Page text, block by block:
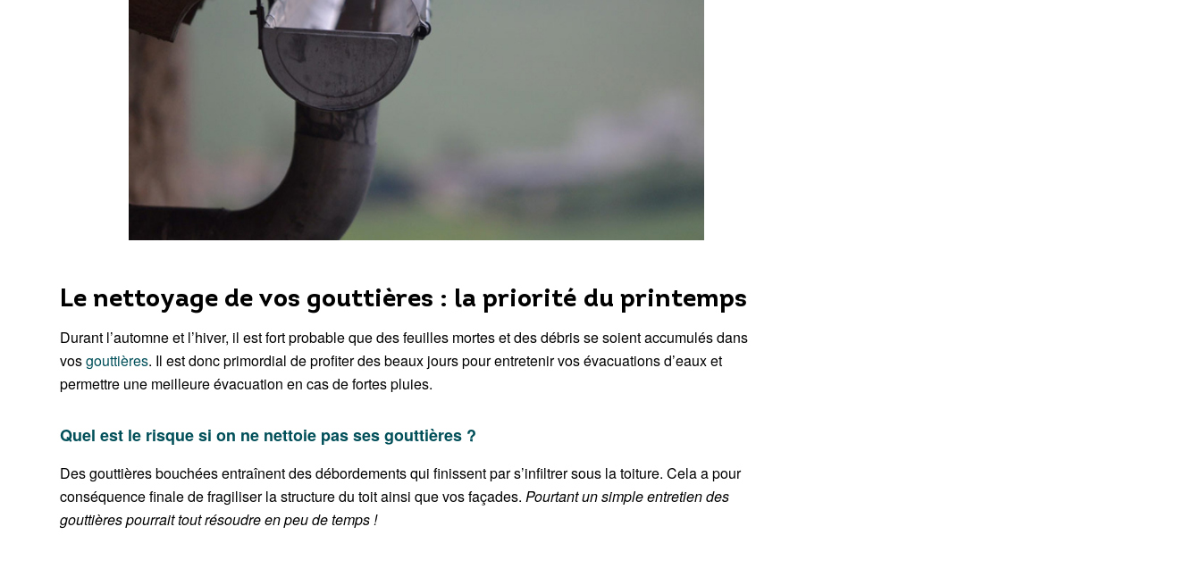
Le nettoyage de vos gouttières : la priorité du printemps
Durant l’automne et l’hiver, il est fort probable que des feuilles mortes et des débris se soient accumulés dans
vosgouttières. Il est donc primordial de profiter des beaux jours pour entretenir vos évacuations d’eaux et
permettre une meilleure évacuation en cas de fortes pluies.
Quel est le risque si on ne nettoie pas ses gouttières ?
Des gouttières bouchées entraînent des débordements qui finissent par s’infiltrer sous la toiture. Cela a pour
conséquence finale de fragiliser la structure du toit ainsi que vos façades. Pourtant un simple entretien des
gouttières pourrait tout résoudre en peu de temps !